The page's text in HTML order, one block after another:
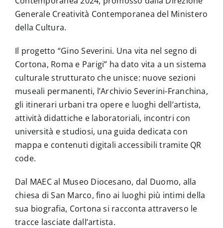
Generale Creatività Contemporanea del Ministero
della Cultura.
Il progetto “Gino Severini. Una vita nel segno di
Cortona, Roma e Parigi” ha dato vita a un sistema
culturale strutturato che unisce: nuove sezioni
museali permanenti, l’Archivio Severini-Franchina,
gli itinerari urbani tra opere e luoghi dell’artista,
attività didattiche e laboratoriali, incontri con
università e studiosi, una guida dedicata con
mappa e contenuti digitali accessibili tramite QR
code.
Dal MAEC al Museo Diocesano, dal Duomo, alla
chiesa di San Marco, fino ai luoghi più intimi della
sua biografia, Cortona si racconta attraverso le
tracce lasciate dall’artista.